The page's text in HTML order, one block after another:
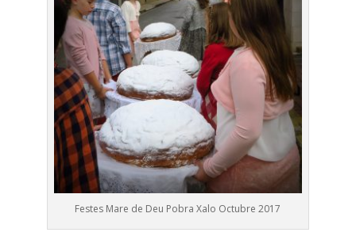
Festes Mare de Deu Pobra Xalo Octubre 2017